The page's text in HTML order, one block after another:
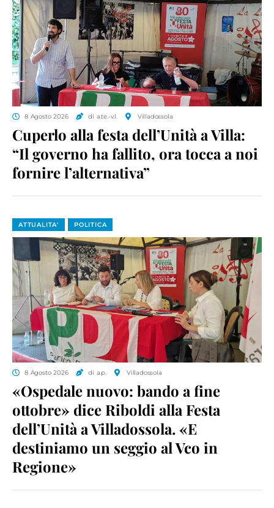
8 Agosto 2026 di a.te.-v.l. Villadossola
Cuperlo alla festa dell’Unità a Villa:
“Il governo ha fallito, ora tocca a noi
fornire l’alternativa”
ATTUALITA' POLITICA
8 Agosto 2026 di a.p. Villadossola
«Ospedale nuovo: bando a fine
ottobre» dice Riboldi alla Festa
dell’Unità a Villadossola. «E
destiniamo un seggio al Vco in
Regione»